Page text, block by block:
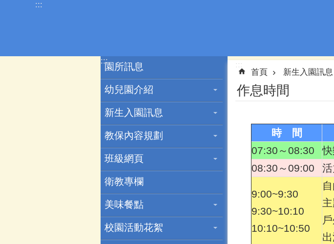
跳到主要內容區塊
:::
:::
園所訊息
幼兒園介紹
新生入園訊息
教保內容規劃
班級網頁
衛教專欄
美味餐點
校園活動花絮
:::
首頁 新生入園訊息
作息時間
時 間
07:30～08:30
08:30～09:00
9:00~9:30
9:30~10:10
10:10~10:50